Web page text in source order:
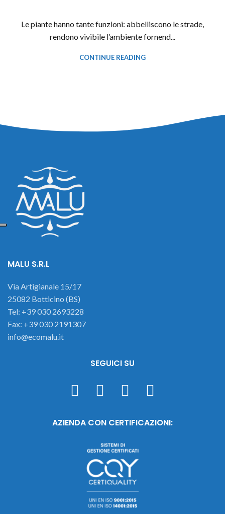
Le piante hanno tante funzioni: abbelliscono le strade,
rendono vivibile l’ambiente fornend...
CONTINUE READING
MALU S.R.L
Via Artigianale 15/17
25082 Botticino (BS)
Tel: +39 030 2693228
Fax: +39 030 2191307
info@ecomalu.it
SEGUICI SU
AZIENDA CON CERTIFICAZIONI: